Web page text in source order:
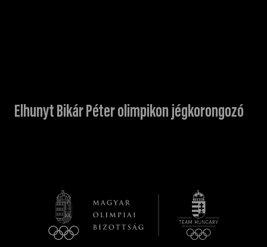
Elhunyt Bikár Péter olimpikon jégkorongozó